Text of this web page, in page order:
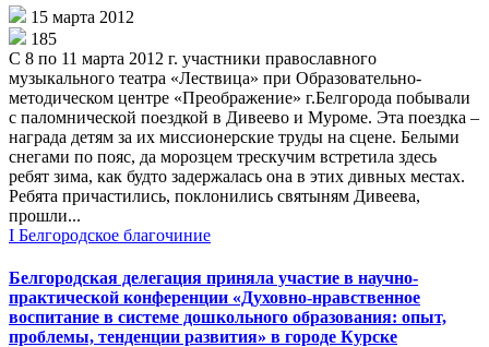
15 марта 2012
185
С 8 по 11 марта 2012 г. участники православного
музыкального театра «Лествица» при Образовательно-
методическом центре «Преображение» г.Белгорода побывали
с паломнической поездкой в Дивеево и Муроме. Эта поездка –
награда детям за их миссионерские труды на сцене. Белыми
снегами по пояс, да морозцем трескучим встретила здесь
ребят зима, как будто задержалась она в этих дивных местах.
Ребята причастились, поклонились святыням Дивеева,
прошли...
I Белгородское благочиние
Белгородская делегация приняла участие в научно-
практической конференции «Духовно-нравственное
воспитание в системе дошкольного образования: опыт,
проблемы, тенденции развития» в городе Курске